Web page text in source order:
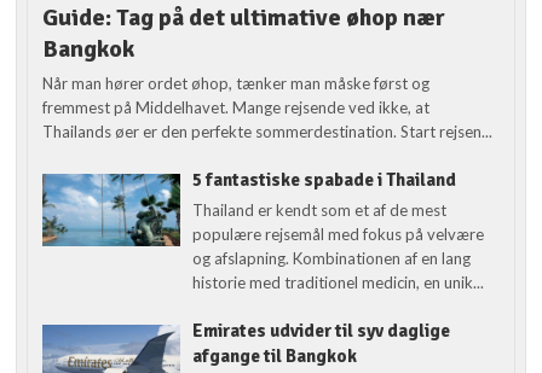
Guide: Tag på det ultimative øhop nær
Bangkok
Når man hører ordet øhop, tænker man måske først og
fremmest på Middelhavet. Mange rejsende ved ikke, at
Thailands øer er den perfekte sommerdestination. Start rejsen...
5 fantastiske spabade i Thailand
Thailand er kendt som et af de mest
populære rejsemål med fokus på velvære
og afslapning. Kombinationen af en lang
historie med traditionel medicin, en unik...
Emirates udvider til syv daglige
afgange til Bangkok